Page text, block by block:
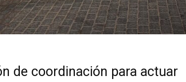
de coordinación para actuar